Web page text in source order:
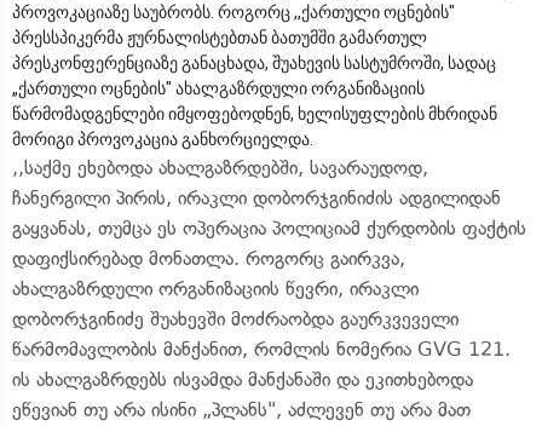
პროვოკაციაზე საუბრობს. როგორც ,,ქართული ოცნების"
პრესსპიკერმა ჟურნალისტებთან ბათუმში გამართულ
პრესკონფერენციაზე განაცხადა, შუახევის სასტუმროში, სადაც
„ქართული ოცნების" ახალგაზრდული ორგანიზაციის
წარმომადგენლები იმყოფებოდნენ, ხელისუფლების მხრიდან
მორიგი პროვოკაცია განხორციელდა.
,,საქმე ეხებოდა ახალგაზრდებში, სავარაუდოდ,
ჩანერგილი პირის, ირაკლი დობორჯგინიძის ადგილიდან
გაყვანას, თუმცა ეს ოპერაცია პოლიციამ ქურდობის ფაქტის
დაფიქსირებად მონათლა. როგორც გაირკვა,
ახალგაზრდული ორგანიზაციის წევრი, ირაკლი
დობორჯგინიძე შუახევში მოძრაობდა გაურკვეველი
წარმომავლობის მანქანით, რომლის ნომერია GVG 121.
ის ახალგაზრდებს ისვამდა მანქანაში და ეკითხებოდა
ეწევიან თუ არა ისინი „პლანს", აძლევენ თუ არა მათ